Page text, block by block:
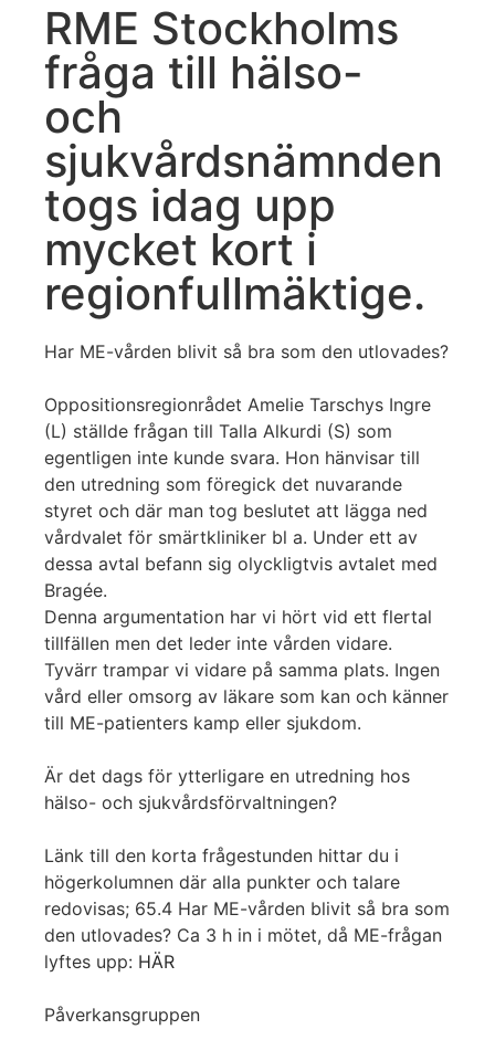
RME Stockholms
fråga till hälso-
och
sjukvårdsnämnden
togs idag upp
mycket kort i
regionfullmäktige.
Har ME-vården blivit så bra som den utlovades?
Oppositionsregionrådet Amelie Tarschys Ingre
(L) ställde frågan till Talla Alkurdi (S) som
egentligen inte kunde svara. Hon hänvisar till
den utredning som föregick det nuvarande
styret och där man tog beslutet att lägga ned
vårdvalet för smärtkliniker bl a. Under ett av
dessa avtal befann sig olyckligtvis avtalet med
Bragée.
Denna argumentation har vi hört vid ett flertal
tillfällen men det leder inte vården vidare.
Tyvärr trampar vi vidare på samma plats. Ingen
vård eller omsorg av läkare som kan och känner
till ME-patienters kamp eller sjukdom.
Är det dags för ytterligare en utredning hos
hälso- och sjukvårdsförvaltningen?
Länk till den korta frågestunden hittar du i
högerkolumnen där alla punkter och talare
redovisas; 65.4 Har ME-vården blivit så bra som
den utlovades? Ca 3 h in i mötet, då ME-frågan
lyftes upp: HÄR
Påverkansgruppen